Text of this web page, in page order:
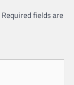
Required fields are